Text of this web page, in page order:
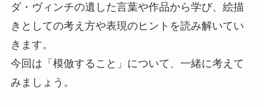
ダ・ヴィンチの遺した言葉や作品から学び、絵描
きとしての考え方や表現のヒントを読み解いてい
きます。
今回は「模倣すること」について、一緒に考えて
みましょう。